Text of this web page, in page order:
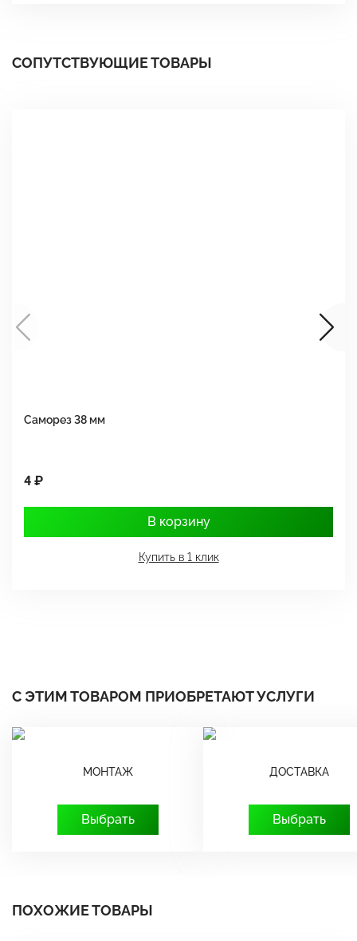
СОПУТСТВУЮЩИЕ ТОВАРЫ
Саморез 38 мм
4 ₽
В корзину
Купить в 1 клик
С ЭТИМ ТОВАРОМ ПРИОБРЕТАЮТ УСЛУГИ
МОНТАЖ
Выбрать
ДОСТАВКА
Выбрать
ПОХОЖИЕ ТОВАРЫ